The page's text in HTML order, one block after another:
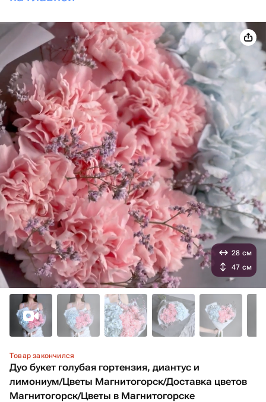
Товар закончился
Дуо букет голубая гортензия, диантус и
лимониум/Цветы Магнитогорск/Доставка цветов
Магнитогорск/Цветы в Магнитогорске
28 см
47 см